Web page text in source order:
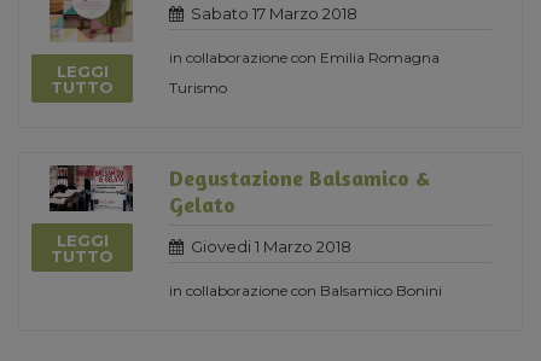
LEGGI
TUTTO
Sabato 17 Marzo 2018
in collaborazione con Emilia Romagna
Turismo
LEGGI
TUTTO
Degustazione Balsamico &
Gelato
Giovedi 1 Marzo 2018
in collaborazione con Balsamico Bonini